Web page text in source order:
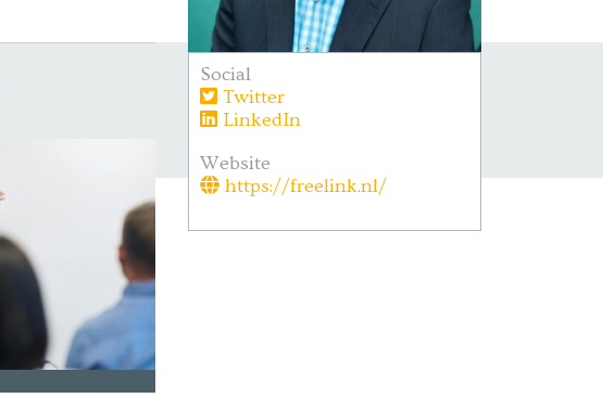
Social
Twitter
LinkedIn
Website
https://freelink.nl/